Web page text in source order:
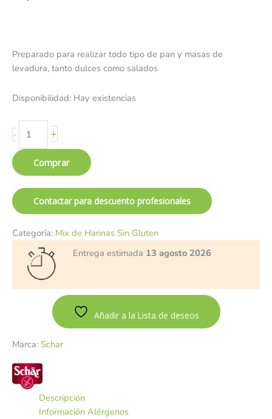
Preparado para realizar todo tipo de pan y masas de
levadura, tanto dulces como salados
Disponibilidad: Hay existencias
- +
Comprar
Contactar para descuento profesionales
Categoría: Mix de Harinas Sin Gluten
Entrega estimada 13 agosto 2026
Añadir a la Lista de deseos
Marca: Schar
Descripción
Información Alérgenos